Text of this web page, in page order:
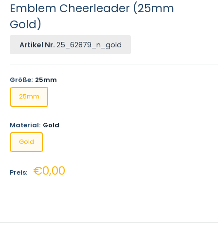
Emblem Cheerleader (25mm
Gold)
Artikel Nr. 25_62879_n_gold
Größe: 25mm
25mm
Material: Gold
Gold
Preis: Sonderpreis
€0,00